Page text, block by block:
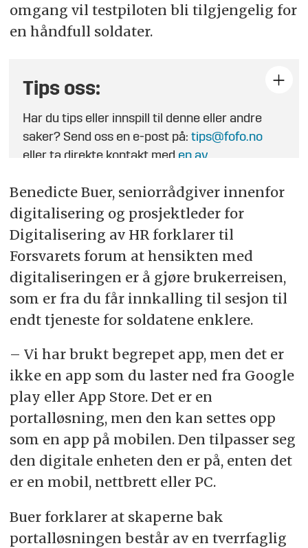
omgang vil testpiloten bli tilgjengelig for
en håndfull soldater.
Tips oss:
Har du tips eller innspill til denne eller andre
saker? Send oss en e-post på:tips@fofo.no
eller ta direkte kontakt med en av
Benedicte Buer, seniorrådgiver innenfor
digitalisering og prosjektleder for
Digitalisering av HR forklarer til
Forsvarets forum at hensikten med
digitaliseringen er å gjøre brukerreisen,
som er fra du får innkalling til sesjon til
endt tjeneste for soldatene enklere.
– Vi har brukt begrepet app, men det er
ikke en app som du laster ned fra Google
play eller App Store. Det er en
portalløsning, men den kan settes opp
som en app på mobilen. Den tilpasser seg
den digitale enheten den er på, enten det
er en mobil, nettbrett eller PC.
Buer forklarer at skaperne bak
portalløsningen består av en tverrfaglig